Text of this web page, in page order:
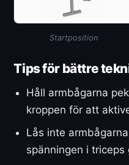
Startposition
Tips för bättre
Håll armbågarna
kroppen för att
Lås inte
spänningen i triceps